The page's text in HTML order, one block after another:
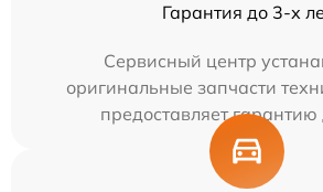
Гарантия до 3-х
Сервисный центр
оригинальные запчасти
предоставляет гарантию